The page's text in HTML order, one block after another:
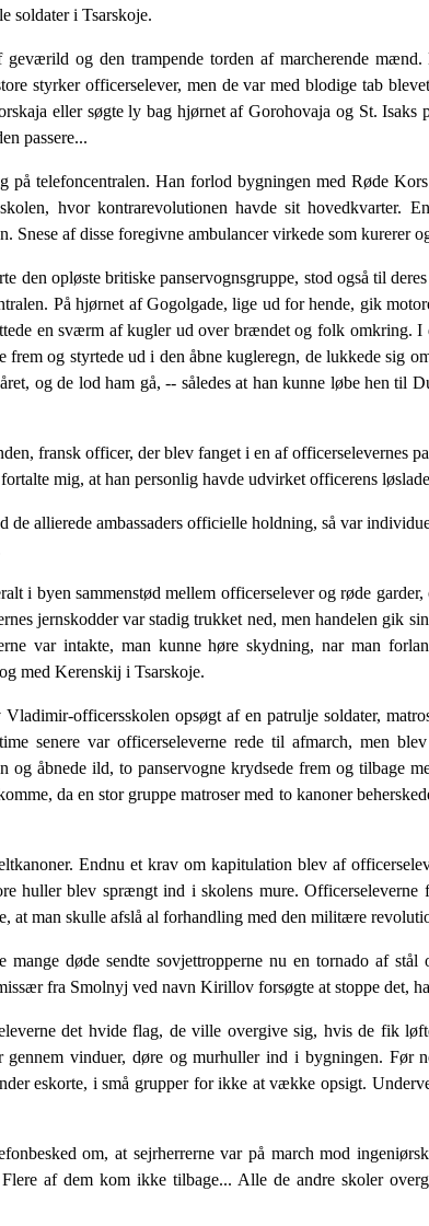
sol­dater i Tsarskoje.
geværild og den tram­pende torden af marcherende
styr­ker officerselever, men de var med blodige tab
eller søgte ly bag hjørnet af Gorohovaja og St.
passere...
på telefoncentralen. Han forlod bygningen med Røde
hvor kontrarevolutionen havde sit hovedkvarter.
Snese af disse foregivne ambulancer virkede som kurerer
den opløste briti­ske panservognsgruppe, stod også til
På hjørnet af Gogolgade, lige ud for hende, gik
en sværm af kugler ud over brændet og folk omkring.
frem og styrtede ud i den åbne kugleregn, de lukkede sig
og de lod ham gå, -- således at han kunne løbe hen
fransk officer, der blev fanget i en af officerselevernes
mig, at han personlig havde udvirket officerens
de allierede ambas­saders officielle holdning, så var
i byen sammen­stød mellem officerselever og røde
jernskodder var stadig trukket ned, men han­delen gik
var intakte, man kunne høre skydning, nar man
med Kerenskij i Tsarskoje.
officerssko­len opsøgt af en patrulje soldater,
senere var officerseleverne rede til afmarch, men
og åbnede ild, to panservogne kryd­sede frem og
da en stor gruppe matroser med to kanoner
Endnu et krav om kapitulation blev af
huller blev sprængt ind i skolens mure. Officerseleverne
at man skulle afslå al forhandling med den militære
mange døde sendte sovjettropperne nu en tornado af
fra Smolnyj ved navn Kirillov forsøgte at stoppe det,
det hvide flag, de ville overgive sig, hvis de fik
gen­nem vinduer, døre og murhuller ind i bygningen.
eskorte, i små grupper for ikke at væk­ke opsigt.
om, at sejr­herrerne var på march mod
af dem kom ikke tilbage... Alle de andre skoler